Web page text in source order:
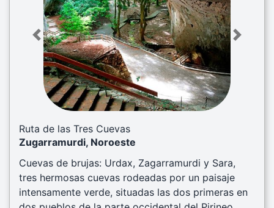
Previous Next
Ruta de las Tres Cuevas
Zugarramurdi, Noroeste
Cuevas de brujas: Urdax, Zagarramurdi y Sara,
tres hermosas cuevas rodeadas por un paisaje
intensamente verde, situadas las dos primeras en